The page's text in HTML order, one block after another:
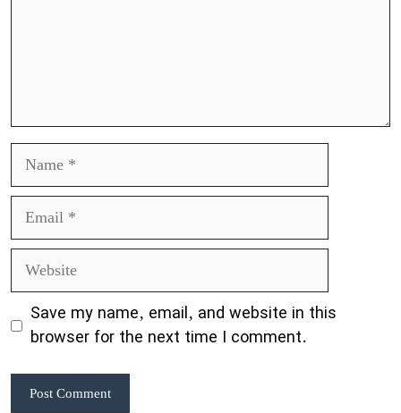
Name
Email
Website
Save my name, email, and website in this
browser for the next time I comment.